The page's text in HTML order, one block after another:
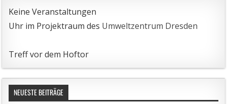
Keine Veranstaltungen
Uhr im Projektraum des Umweltzentrum Dresden
Treff vor dem Hoftor
NEUESTE BEITRÄGE